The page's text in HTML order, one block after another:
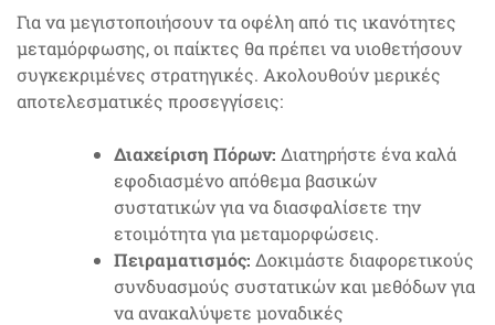
Για να μεγιστοποιήσουν τα οφέλη από τις ικανότητες
μεταμόρφωσης, οι παίκτες θα πρέπει να υιοθετήσουν
συγκεκριμένες στρατηγικές. Ακολουθούν μερικές
αποτελεσματικές προσεγγίσεις:
Διαχείριση Πόρων: Διατηρήστε ένα καλά
εφοδιασμένο απόθεμα βασικών
συστατικών για να διασφαλίσετε την
ετοιμότητα για μεταμορφώσεις.
Πειραματισμός: Δοκιμάστε διαφορετικούς
συνδυασμούς συστατικών και μεθόδων για
να ανακαλύψετε μοναδικές